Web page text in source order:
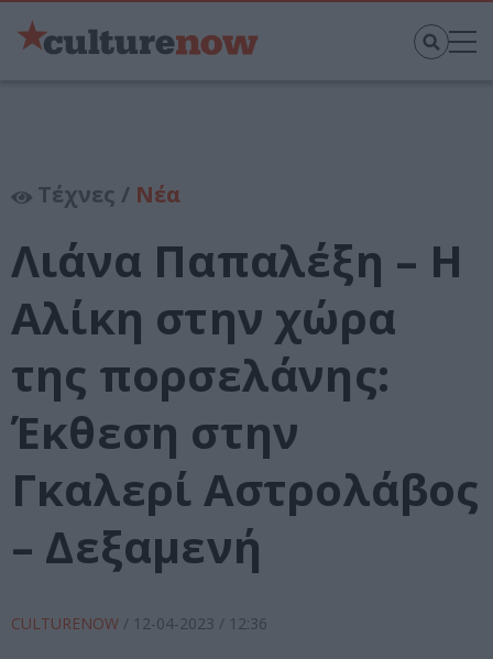
Τέχνες / Νέα
Λιάνα Παπαλέξη – H
Αλίκη στην χώρα
της πορσελάνης:
Έκθεση στην
Γκαλερί Αστρολάβος
– Δεξαμενή
CULTURENOW / 12-04-2023 / 12:36